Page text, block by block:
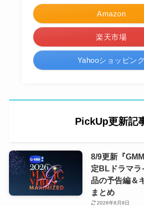
Amazon
楽天市場
Yahooショッピン
PickUp更新記
8/9更新『
定BLドラマラ
品の予告編＆
まとめ
2026年8月9日